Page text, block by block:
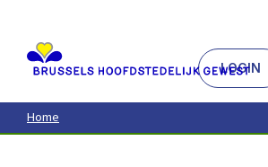
contenu
principal
LOGIN
Home